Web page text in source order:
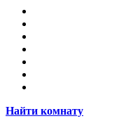
Найти комнату